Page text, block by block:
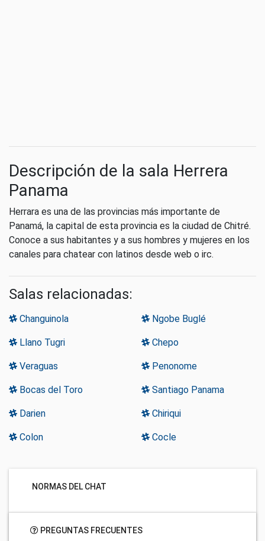
Descripción de la sala Herrera
Panama
Herrara es una de las provincias más importante de
Panamá, la capital de esta provincia es la ciudad de Chitré.
Conoce a sus habitantes y a sus hombres y mujeres en los
canales para chatear con latinos desde web o irc.
Salas relacionadas:
Changuinola Ngobe Buglé
Llano Tugri Chepo
Veraguas Penonome
Bocas del Toro Santiago Panama
Darien Chiriqui
Colon Cocle
NORMAS DEL CHAT
PREGUNTAS FRECUENTES